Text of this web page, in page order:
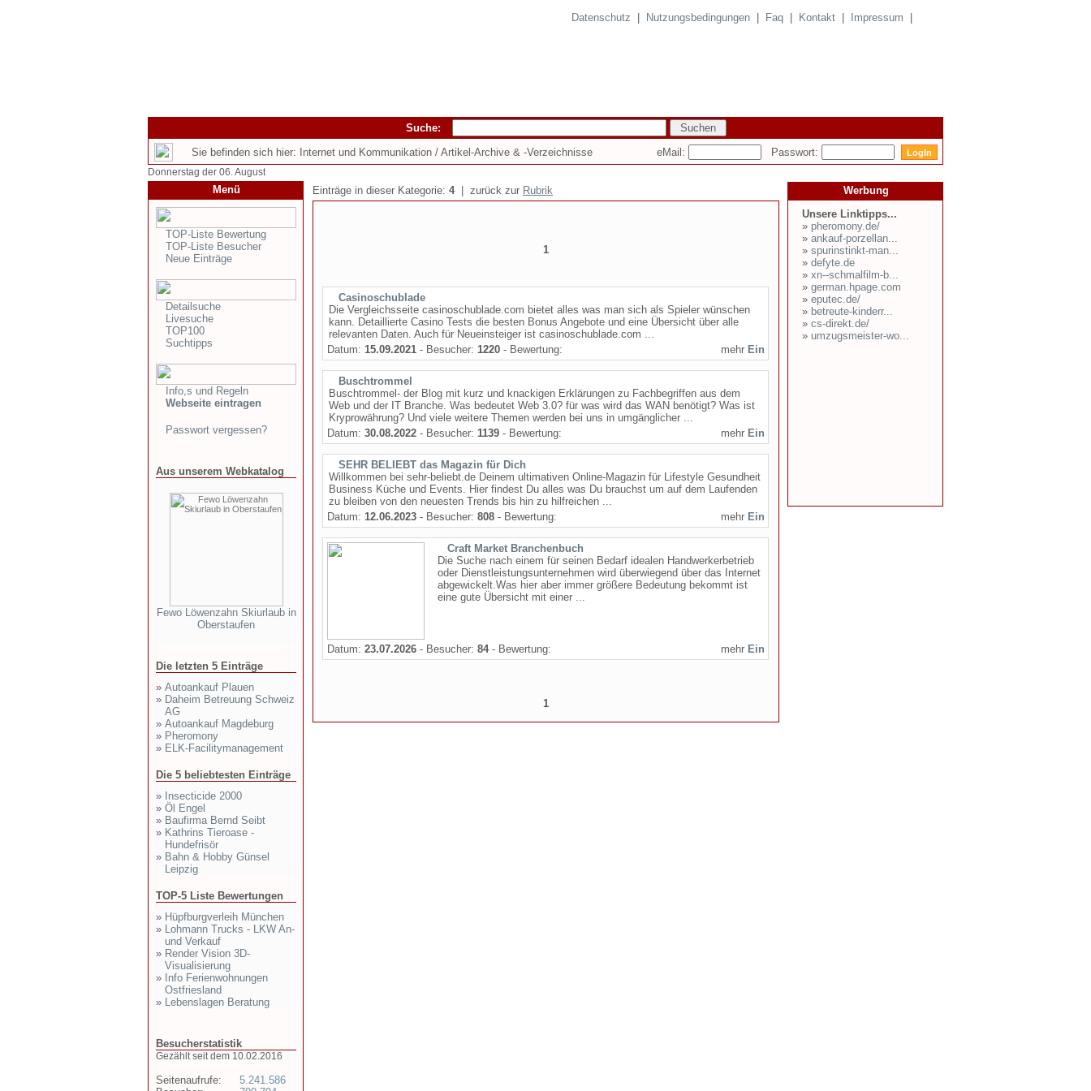
Datenschutz Nutzungsbedingungen Faq Kontakt Impressum
Suche:
Sie befinden sich hier: Internet und Kommunikation / Artikel-Archive & -Verzeichnisse
eMail: Passwort:
Donnerstag der 06. August
Menü
TOP-Liste Bewertung
TOP-Liste Besucher
Neue Einträge
Detailsuche
Livesuche
TOP100
Suchtipps
Info,s und Regeln
Webseite eintragen
Passwort vergessen?
Aus unserem Webkatalog
Fewo Löwenzahn Skiurlaub in
Oberstaufen
Die letzten 5 Einträge
» Autoankauf Plauen
» Daheim Betreuung Schweiz
AG
» Autoankauf Magdeburg
» Pheromony
» ELK-Facilitymanagement
Die 5 beliebtesten Einträge
» Insecticide 2000
» Öl Engel
» Baufirma Bernd Seibt
» Kathrins Tieroase -
Hundefrisör
» Bahn & Hobby Günsel
Leipzig
TOP-5 Liste Bewertungen
» Hüpfburgverleih München
» Lohmann Trucks - LKW An-
und Verkauf
» Render Vision 3D-
Visualisierung
» Info Ferienwohnungen
Ostfriesland
» Lebenslagen Beratung
Besucherstatistik
Gezählt seit dem 10.02.2016
Seitenaufrufe:
5.241.586
Einträge in dieser Kategorie: 4| zurück zur Rubrik
1
Casinoschublade
Die Vergleichsseite casinoschublade.com bietet alles was man sich als Spieler wünschen
kann. Detaillierte Casino Tests die besten Bonus Angebote und eine Übersicht über alle
relevanten Daten. Auch für Neueinsteiger ist casinoschublade.com ...
Datum: 15.09.2021 - Besucher: 1220 - Bewertung: mehr
Buschtrommel
Buschtrommel- der Blog mit kurz und knackigen Erklärungen zu Fachbegriffen aus dem
Web und der IT Branche. Was bedeutet Web 3.0? für was wird das WAN benötigt? Was ist
Kryprowährung? Und viele weitere Themen werden bei uns in umgänglicher ...
Datum: 30.08.2022 - Besucher: 1139 - Bewertung: mehr
SEHR BELIEBT das Magazin für Dich
Willkommen bei sehr-beliebt.de Deinem ultimativen Online-Magazin für Lifestyle Gesundheit
Business Küche und Events. Hier findest Du alles was Du brauchst um auf dem Laufenden
zu bleiben von den neuesten Trends bis hin zu hilfreichen ...
Datum: 12.06.2023 - Besucher: 808 - Bewertung: mehr
Craft Market Branchenbuch
Die Suche nach einem für seinen Bedarf idealen Handwerkerbetrieb
oder Dienstleistungsunternehmen wird überwiegend über das Internet
abgewickelt.Was hier aber immer größere Bedeutung bekommt ist
eine gute Übersicht mit einer ...
Datum: 23.07.2026 - Besucher: 84- Bewertung: mehr
1
Werbung
Unsere Linktipps...
» pheromony.de/
» ankauf-porzellan...
» spurinstinkt-man...
» defyte.de
» xn--schmalfilm-b...
» german.hpage.com
» eputec.de/
» betreute-kinderr...
» cs-direkt.de/
» umzugsmeister-wo...